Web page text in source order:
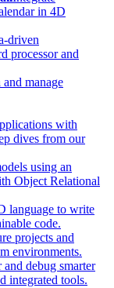
in 4D
driven
processor and
manage
with
dives from our
using an
Object Relational
language to write
code.
projects and
environments.
debug smarter
integrated tools.